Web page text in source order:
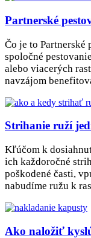
Partnerské
Čo je to Partnerské
spoločné
alebo viacerých
navzájom
Strihanie ruží
Kľúčom k
ich každoročné
poškodené časti,
nabudíme ružu k
Ako naložiť